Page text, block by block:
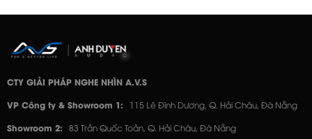
CTY GIẢI PHÁP NGHE NHÌN A.V.S
VP Công ty & Showroom 1: 115 Lê Đình Dương, Q. Hải Châu, Đà Nẵng
Showroom 2: 83 Trần Quốc Toản, Q. Hải Châu, Đà Nẵng